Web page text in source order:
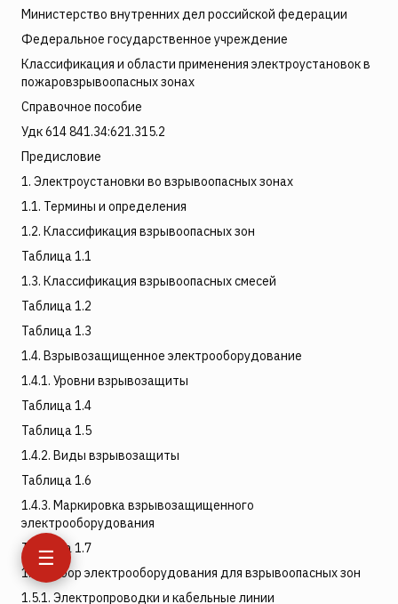
☰
Министерство внутренних дел российской федерации
Федеральное государственное учреждение
Классификация и области применения электроустановок в
пожаровзрывоопасных зонах
Справочное пособие
Удк 614 841.34:621.315.2
Предисловие
1. Электроустановки во взрывоопасных зонах
1.1. Термины и определения
1.2. Классификация взрывоопасных зон
Таблица 1.1
1.3. Классификация взрывоопасных смесей
Таблица 1.2
Таблица 1.3
1.4. Взрывозащищенное электрооборудование
1.4.1. Уровни взрывозащиты
Таблица 1.4
Таблица 1.5
1.4.2. Виды взрывозащиты
Таблица 1.6
1.4.3. Маркировка взрывозащищенного
электрооборудования
Таблица 1.7
1.5. Выбор электрооборудования для взрывоопасных зон
1.5.1. Электропроводки и кабельные линии